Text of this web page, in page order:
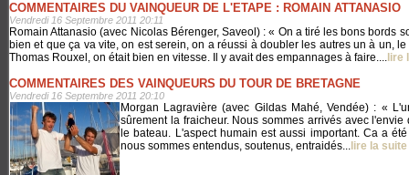
COMMENTAIRES DU VAINQUEUR DE L'ETAPE : ROMAIN ATTANASIO
Vendredi 16 Septembre 2011 20:11
Romain Attanasio (avec Nicolas Bérenger, Saveol) : « On a tiré les bons bords
bien et que ça va vite, on est serein, on a réussi à doubler les autres un à un,
Thomas Rouxel, on était bien en vitesse. Il y avait des empannages à faire.... lire
COMMENTAIRES DES VAINQUEURS DU TOUR DE BRETAGNE
Vendredi 16 Septembre 2011 20:10
Morgan Lagravière (avec Gildas Mahé, Vendée) : «
sûrement la fraicheur. Nous sommes arrivés avec
le bateau. L'aspect humain est aussi important. Ca a
nous sommes entendus, soutenus, entraidés... lire la suite